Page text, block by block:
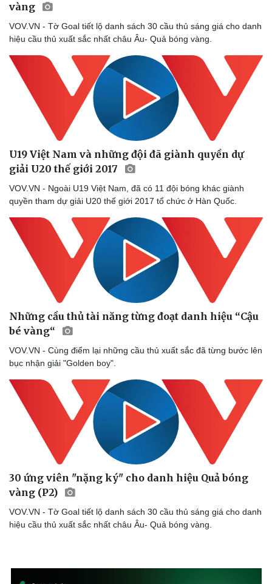
Văn hóa
Sân khấu - Điện ảnh
Văn học
Âm nhạc
Nghệ sĩ
Thời trang
Sao Việt
vàng
VOV.VN - Tờ Goal tiết lộ danh sách 30 cầu thủ sáng giá cho danh
hiệu cầu thủ xuất sắc nhất châu Âu- Quả bóng vàng.
U19 Việt Nam và những đội đã giành quyền dự
giải U20 thế giới 2017
VOV.VN - Ngoài U19 Việt Nam, đã có 11 đội bóng khác giành
quyền tham dự giải U20 thế giới 2017 tổ chức ở Hàn Quốc.
Những cầu thủ tài năng từng đoạt danh hiệu “Cậu
bé vàng“
VOV.VN - Cùng điểm lại những cầu thủ xuất sắc đã từng bước lên
bục nhận giải "Golden boy".
30 ứng viên "nặng ký" cho danh hiệu Quả bóng
vàng (P2)
VOV.VN - Tờ Goal tiết lộ danh sách 30 cầu thủ sáng giá cho danh
hiệu cầu thủ xuất sắc nhất châu Âu- Quả bóng vàng.